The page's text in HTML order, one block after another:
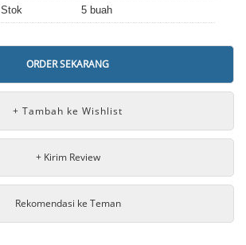
Stok 5 buah
ORDER SEKARANG
+ Kirim Review
Rekomendasi ke Teman